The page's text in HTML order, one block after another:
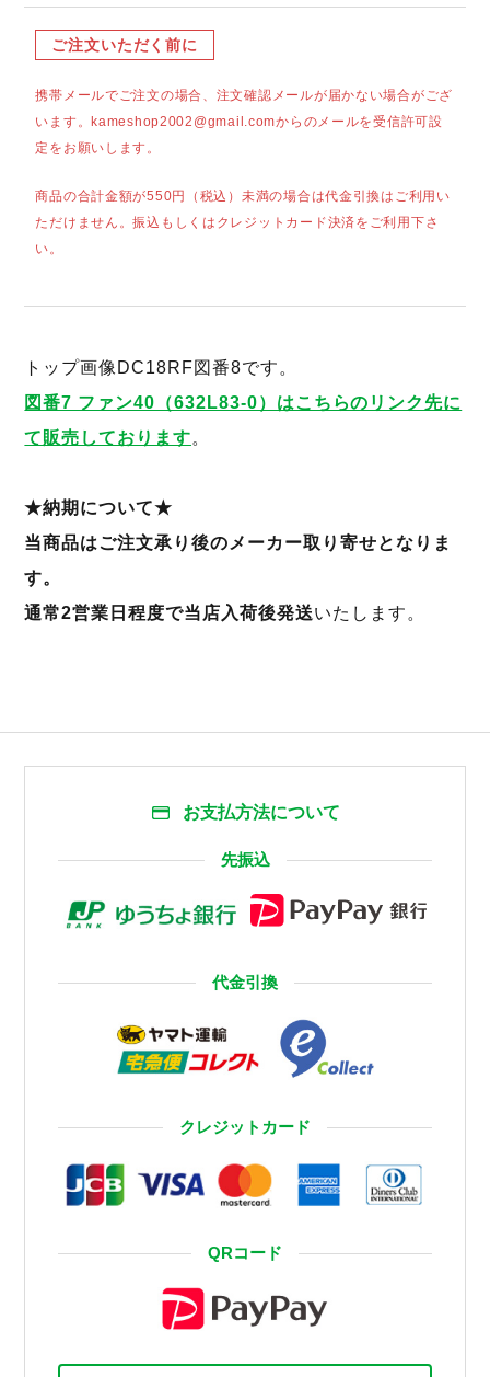
ご注文いただく前に
携帯メールでご注文の場合、注文確認メールが届かない場合がござ
います。kameshop2002@gmail.comからのメールを受信許可設
定をお願いします。
商品の合計金額が550円（税込）未満の場合は代金引換はご利用い
ただけません。振込もしくはクレジットカード決済をご利用下さ
い。
トップ画像DC18RF図番8です。
図番7 ファン40（632L83-0）はこちらのリンク先に
て販売しております。
★納期について★
当商品はご注文承り後のメーカー取り寄せとなりま
す。
通常2営業日程度で当店入荷後発送いたします。
お支払方法について
先振込
代金引換
クレジットカード
QRコード